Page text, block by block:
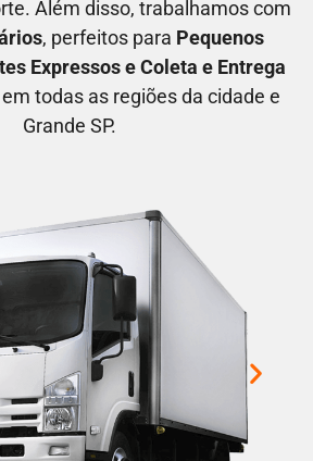
Além disso, trabalhamos com
, perfeitos para Pequenos
Expressose Coleta e Entrega
todas as regiões da cidade e
Grande SP.